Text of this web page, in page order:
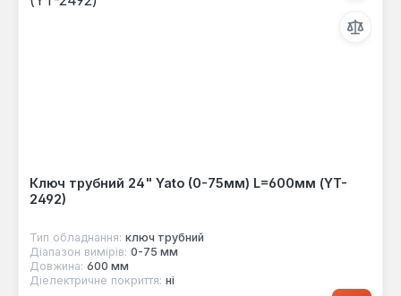
Ключ трубний 24" Yato (0-75мм) L=600мм (YT-
2492)
Тип обладнання: ключ трубний
Діапазон вимірів: 0-75 мм
Довжина: 600 мм
Діелектричне покриття: ні